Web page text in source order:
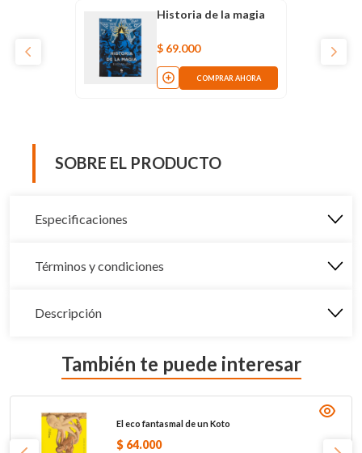
Historia de la magia
$ 69.000
COMPRAR AHORA
SOBRE EL PRODUCTO
Especificaciones
Términos y condiciones
Descripción
También te puede interesar
El eco fantasmal de un Koto
$ 64.000